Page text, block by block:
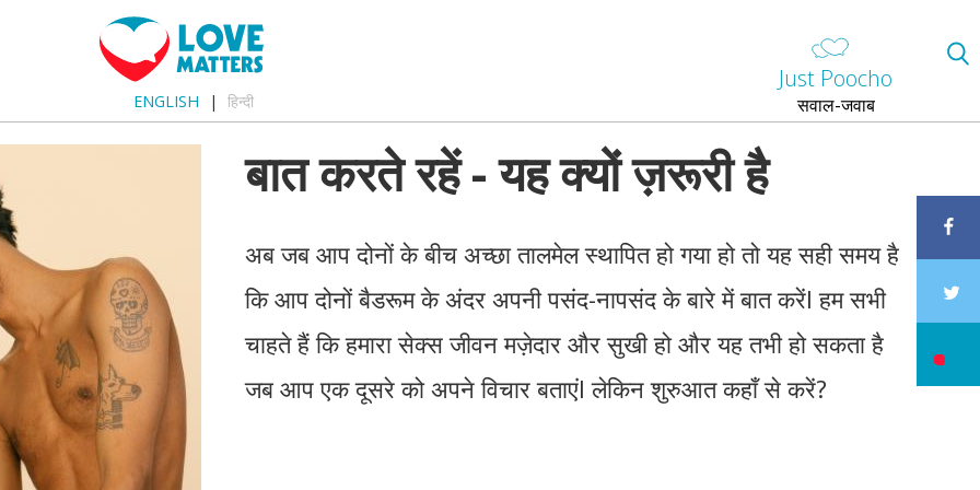
ENGLISH हिन्दी
Just Poocho
सवाल-जवाब
बात करते रहें - यह क्यों ज़रूरी है
अब जब आप दोनों के बीच अच्छा तालमेल स्थापित हो गया हो तो यह सही समय है
कि आप दोनों बैडरूम के अंदर अपनी पसंद-नापसंद के बारे में बात करेंI हम सभी
चाहते हैं कि हमारा सेक्स जीवन मज़ेदार और सुखी हो और यह तभी हो सकता है
जब आप एक दूसरे को अपने विचार बताएंI लेकिन शुरुआत कहाँ से करें?